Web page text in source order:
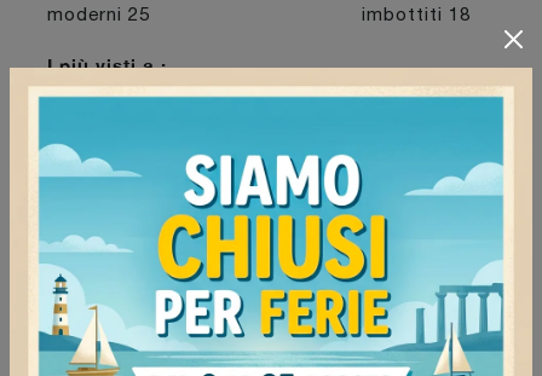
moderni 25 imbottiti 18
I più visti a :
Milano14 Mortara18 Tortona16
Continua a navigare
Letti singoli Flexteam Milano
Letti singoli Flexteam Voghera
Letti singoli Flexteam Tortona